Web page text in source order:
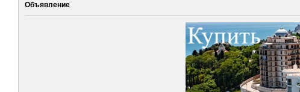
Объявление